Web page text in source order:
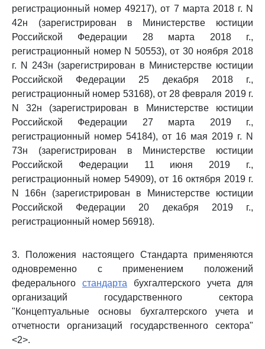
регистрационный номер 49217), от 7 марта 2018 г. N
42н (зарегистрирован в Министерстве юстиции
Российской Федерации 28 марта 2018 г.,
регистрационный номер N 50553), от 30 ноября 2018
г. N 243н (зарегистрирован в Министерстве юстиции
Российской Федерации 25 декабря 2018 г.,
регистрационный номер 53168), от 28 февраля 2019 г.
N 32н (зарегистрирован в Министерстве юстиции
Российской Федерации 27 марта 2019 г.,
регистрационный номер 54184), от 16 мая 2019 г. N
73н (зарегистрирован в Министерстве юстиции
Российской Федерации 11 июня 2019 г.,
регистрационный номер 54909), от 16 октября 2019 г.
N 166н (зарегистрирован в Министерстве юстиции
Российской Федерации 20 декабря 2019 г.,
регистрационный номер 56918).
3. Положения настоящего Стандарта применяются
одновременно с применением положений
федерального стандарта бухгалтерского учета для
организаций государственного сектора
"Концептуальные основы бухгалтерского учета и
отчетности организаций государственного сектора"
<2>.